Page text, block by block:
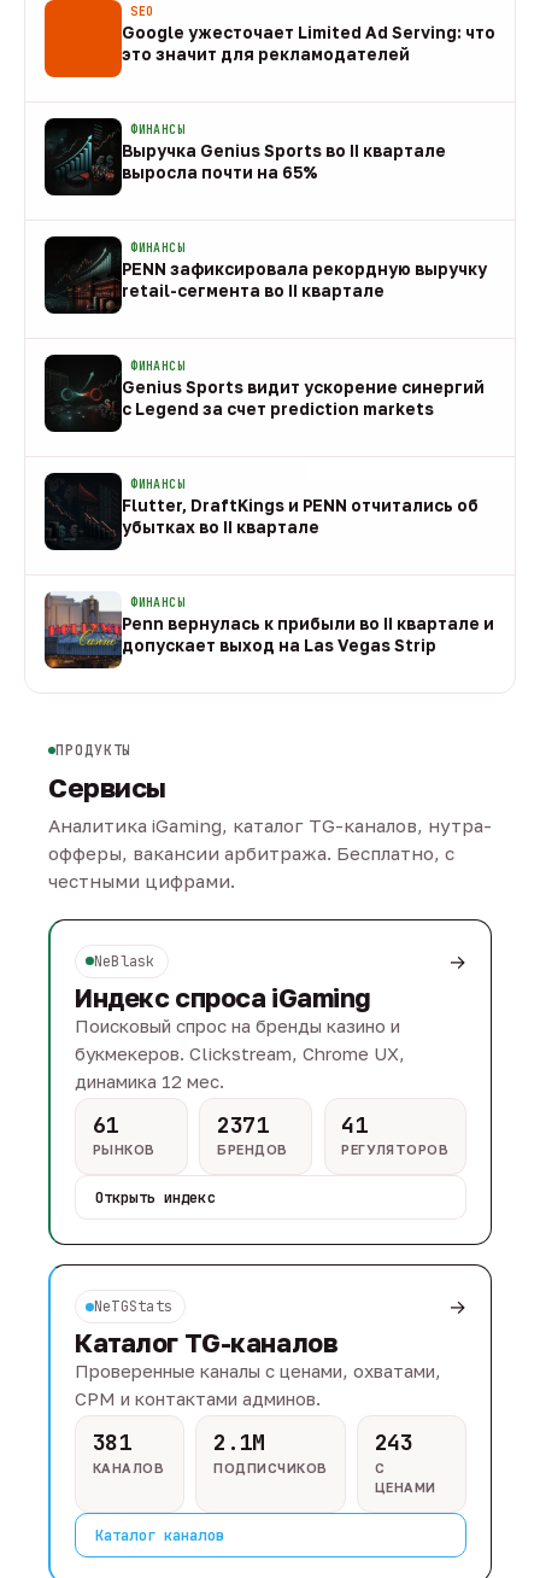
SEO
Google ужесточает Limited Ad Serving: что
это значит для рекламодателей
ФИНАНСЫ
Выручка Genius Sports во II квартале
выросла почти на 65%
ФИНАНСЫ
PENN зафиксировала рекордную выручку
retail-сегмента во II квартале
ФИНАНСЫ
Genius Sports видит ускорение синергий
с Legend за счет prediction markets
ФИНАНСЫ
Flutter, DraftKings и PENN отчитались об
убытках во II квартале
ФИНАНСЫ
Penn вернулась к прибыли во II квартале и
допускает выход на Las Vegas Strip
ПРОДУКТЫ
Сервисы
Аналитика iGaming, каталог TG-каналов, нутра-
офферы, вакансии арбитража. Бесплатно, с
честными цифрами.
NeBlask →
Индекс спроса iGaming
Поисковый спрос на бренды казино и
букмекеров. Clickstream, Chrome UX,
динамика 12 мес.
61
РЫНКОВ
2371
БРЕНДОВ
41
РЕГУЛЯТОРОВ
Открыть индекс
NeTGStats →
Каталог TG-каналов
Проверенные каналы с ценами, охватами,
CPM и контактами админов.
381
КАНАЛОВ
2.1M
ПОДПИСЧИКОВ
243
С
ЦЕНАМИ
Каталог каналов